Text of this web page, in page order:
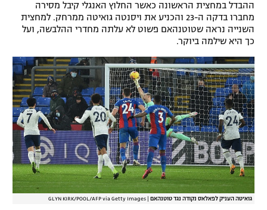
לוח דרושים – ג'ובנט
תגיות
המגזין
ההבדל במחצית הראשונה כאשר החלוץ האנגלי קיבל מסירה
מחברו בדקה ה-23 והכניע את ויסנטה גואיטה ממרחק. למחצית
השנייה נראה שטוטנהאם פשוט לא עלתה מחדרי ההלבשה, ועל
כך היא שילמה ביוקר.
גואיטה העניק לפאלאס נקודה נגד טוטנהאם GLYN KIRK/POOL/AFP via Getty Images